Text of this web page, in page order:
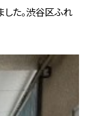
した。渋谷区ふれ